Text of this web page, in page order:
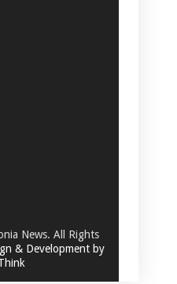
News. All Rights
& Development by